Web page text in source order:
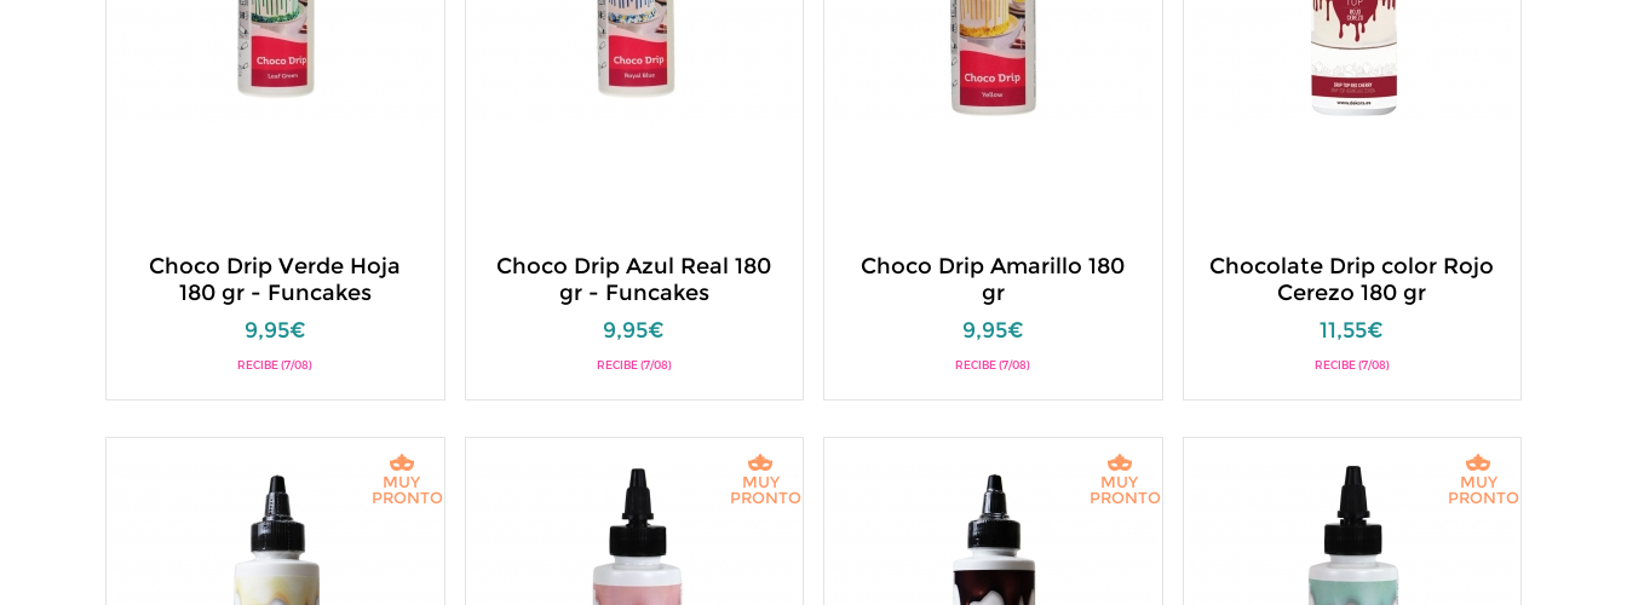
Choco Drip Verde Hoja
180 gr - Funcakes
9,95€
RECIBE (7/08)
Choco Drip Azul Real 180
gr - Funcakes
9,95€
RECIBE (7/08)
Choco Drip Amarillo 180
gr
9,95€
RECIBE (7/08)
Chocolate Drip color Rojo
Cerezo 180 gr
11,55€
RECIBE (7/08)
MUY
PRONTO
MUY
PRONTO
MUY
PRONTO
MUY
PRONTO